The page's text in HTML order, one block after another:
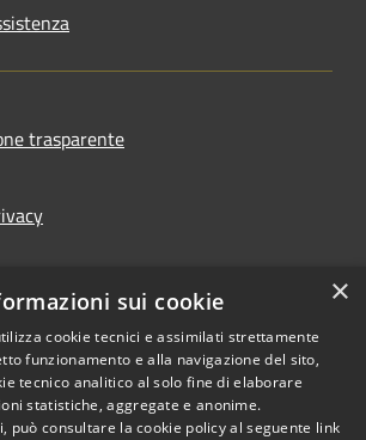
trasparente
accessibilità
Copyright © 2026 • Comune di
×
sui cookie
cookie tecnici e assimilati strettamente
funzionamento e alla navigazione del sito,
tecnico analitico al solo fine di elaborare
statistiche, aggregate e anonime.
può consultare la cookie policy al seguente link